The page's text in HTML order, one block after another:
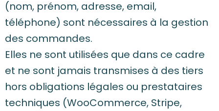
(nom, prénom, adresse, email,
téléphone) sont nécessaires à la gestion
des commandes.
Elles ne sont utilisées que dans ce cadre
et ne sont jamais transmises à des tiers
hors obligations légales ou prestataires
techniques (WooCommerce, Stripe,